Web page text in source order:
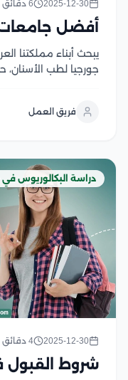
2025-12-30 6 دقائق قراءة
أفضل جامعات
يبحث أبناء مملكتنا
جورجيا لطب الأسنان،
أسنان مؤهلين
فريق العمل
دراسة البكالوريوس في
2025-12-30 4 دقائق قراءة
شروط القبول